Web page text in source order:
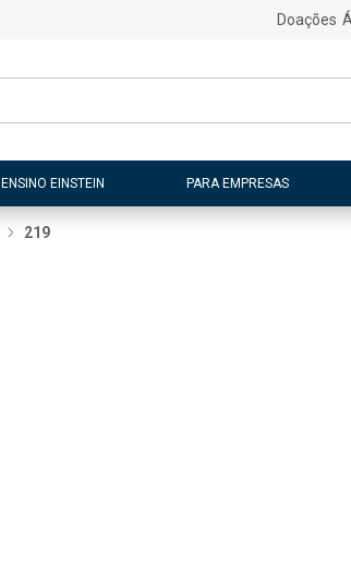
Doações
ENSINO EINSTEIN PARA EMPRESAS
219